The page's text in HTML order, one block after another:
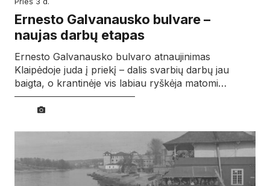
Ernesto Galvanausko bulvare –
naujas darbų etapas
Ernesto Galvanausko bulvaro atnaujinimas
Klaipėdoje juda į priekį – dalis svarbių darbų jau
baigta, o krantinėje vis labiau ryškėja matomi…